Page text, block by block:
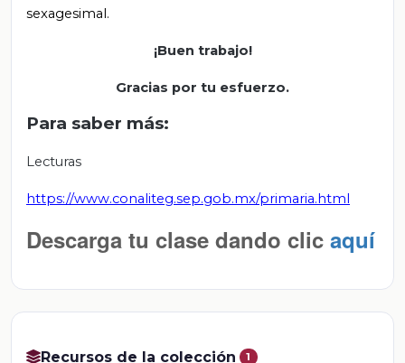
sexagesimal.
¡Buen trabajo!
Gracias por tu esfuerzo.
Para saber más:
Lecturas
https://www.conaliteg.sep.gob.mx/primaria.html
Descarga tu clase dando clic aquí
Recursos de la colección 1